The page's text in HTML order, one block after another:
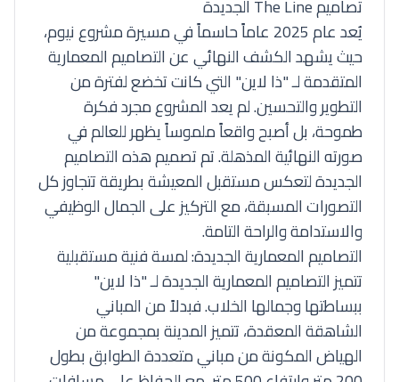
تصاميم The Line الجديدة
يُعد عام 2025 عاماً حاسماً في مسيرة مشروع نيوم،
حيث يشهد الكشف النهائي عن التصاميم المعمارية
المتقدمة لـ "ذا لاين" التي كانت تخضع لفترة من
التطوير والتحسين. لم يعد المشروع مجرد فكرة
طموحة، بل أصبح واقعاً ملموساً يظهر للعالم في
صورته النهائية المذهلة. تم تصميم هذه التصاميم
الجديدة لتعكس مستقبل المعيشة بطريقة تتجاوز كل
التصورات المسبقة، مع التركيز على الجمال الوظيفي
والاستدامة والراحة التامة.
التصاميم المعمارية الجديدة: لمسة فنية مستقبلية
تتميز التصاميم المعمارية الجديدة لـ "ذا لاين"
ببساطتها وجمالها الخلاب. فبدلاً من المباني
الشاهقة المعقدة، تتميز المدينة بمجموعة من
الهياض المكونة من مباني متعددة الطوابق بطول